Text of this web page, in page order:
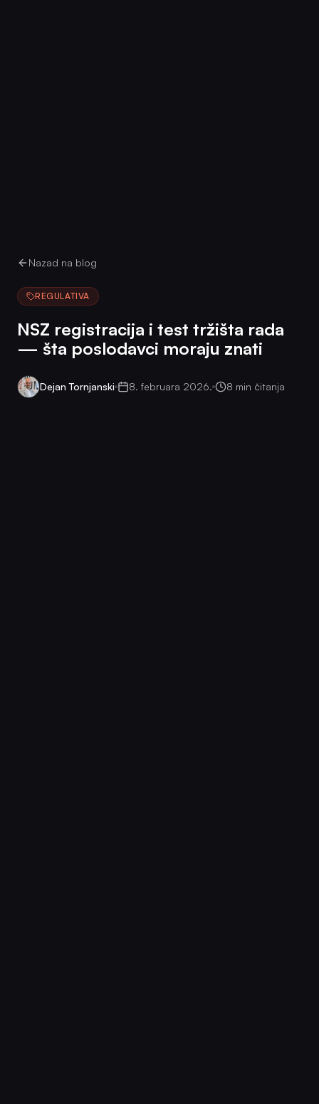
Nazad na blog
REGULATIVA
NSZ registracija i test tržišta rada
— šta poslodavci moraju znati
Dejan Tornjanski 8. februara 2026. 8 min čitanja